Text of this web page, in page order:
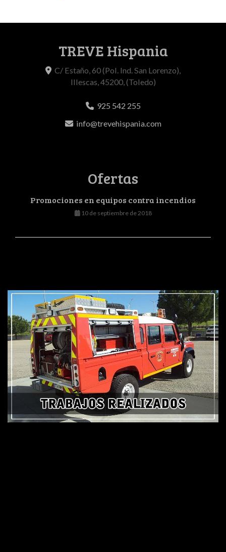
TREVE Hispania
C/ Estaño, 60 (Pol. Ind. San Lorenzo),
Illescas,45200,(Toledo)
925 542 255
info
trevehispania.com
Ofertas
Promociones en equipos contra incendios
10 de septiembre de 2018